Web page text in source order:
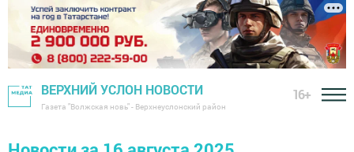
ВЕРХНИЙ УСЛОН НОВОСТИ
Газета "Волжская новь" - Верхнеуслонский район
16+